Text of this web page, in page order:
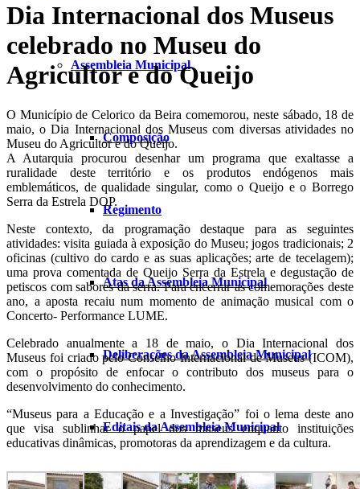
Assembleia Municipal
Composição
Regimento
Atas da Assembleia Municipal
Deliberações da Assembleia Municipal
Editais da Assembleia Municipal
Dia Internacional dos Museus
celebrado no Museu do
Agricultor e do Queijo
O Município de Celorico da Beira comemorou, neste sábado, 18 de
maio, o Dia Internacional dos Museus com diversas atividades no
Museu do Agricultor e do Queijo.
A Autarquia procurou desenhar um programa que exaltasse a
ruralidade deste território e os produtos endógenos mais
emblemáticos, de qualidade singular, como o Queijo e o Borrego
Serra da Estrela DOP.
Neste contexto, da programação destaque para as seguintes
atividades: visita guiada à exposição do Museu; jogos tradicionais; 2
oficinas (cultivo do cardo e as suas aplicações; arte de tecelagem);
uma prova comentada de Queijo Serra da Estrela e degustação de
petiscos com sabores da serra. Para encerrar as comemorações deste
ano, a aposta recaiu num momento de animação musical com o
Concerto- Performance LUME.
Celebrado anualmente a 18 de maio, o Dia Internacional dos
Museus foi criado pelo Conselho Internacional de Museus (ICOM),
com o propósito de enfocar o contributo dos museus para o
desenvolvimento do conhecimento.
“Museus para a Educação e a Investigação” foi o lema deste ano
que visa sublinhar o papel dos museus enquanto instituições
educativas dinâmicas, promotoras da aprendizagem e da cultura.